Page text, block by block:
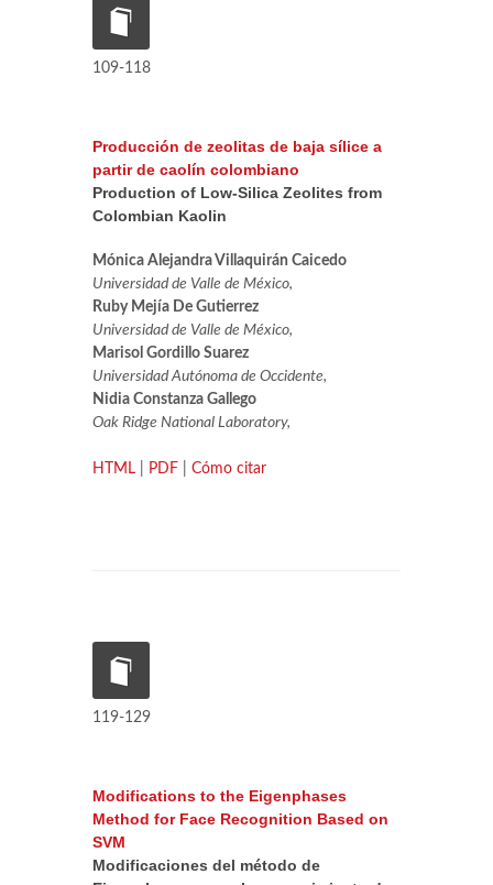
109-118
Producción de zeolitas de baja sílice a
partir de caolín colombiano
Production of Low-Silica Zeolites from
Colombian Kaolin
Mónica Alejandra Villaquirán Caicedo
Universidad de Valle de México,
Ruby Mejía De Gutierrez
Universidad de Valle de México,
Marisol Gordillo Suarez
Universidad Autónoma de Occidente,
Nidia Constanza Gallego
Oak Ridge National Laboratory,
HTML PDF Cómo citar
119-129
Modifications to the Eigenphases
Method for Face Recognition Based on
SVM
Modificaciones del método de